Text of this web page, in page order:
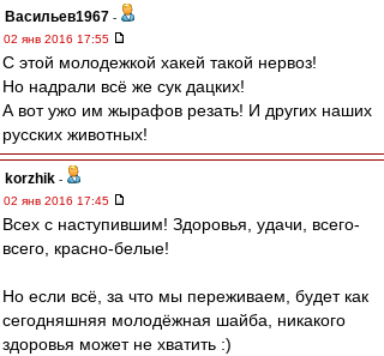
Васильев1967 -
02 янв 2016 17:55
С этой молодежкой хакей такой нервоз!
Но надрали всё же сук дацких!
А вот ужо им жырафов резать! И других наших
русских животных!
korzhik -
02 янв 2016 17:45
Всех с наступившим! Здоровья, удачи, всего-
всего, красно-белые!
Но если всё, за что мы переживаем, будет как
сегодняшняя молодёжная шайба, никакого
здоровья может не хватить :)